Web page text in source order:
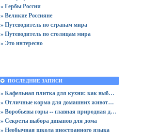
» Гербы России
» Великие Россияне
» Путеводитель по странам мира
» Путеводитель по столицам мира
» Это интересно
ПОСЛЕДНИЕ ЗАПИСИ
» Кафельная плитка для кухни: как выбрать практичную отделку
» Отличные корма для домашних животных
» Воробьевы горы -- главная природная достопримечательность Москвы
» Секреты выбора диванов для дома
» Необычная школа иностранного языка